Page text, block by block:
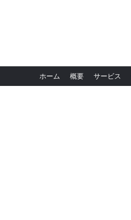
ホーム 概要 サービス